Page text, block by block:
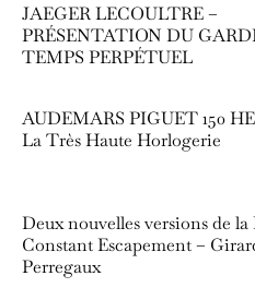
JAEGER LECOULTRE –
PRÉSENTATION DU
TEMPS PERPÉTUEL
AUDEMARS PIGUET 150
La Très Haute Horlogerie
Deux nouvelles versions de la
Constant Escapement –
Perregaux